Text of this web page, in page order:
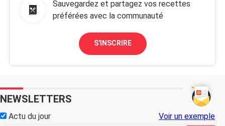
Sauvegardez et partagez vos recettes
préférées avec la communauté
S'INSCRIRE
NEWSLETTERS
Actu du jour Voir un exemple